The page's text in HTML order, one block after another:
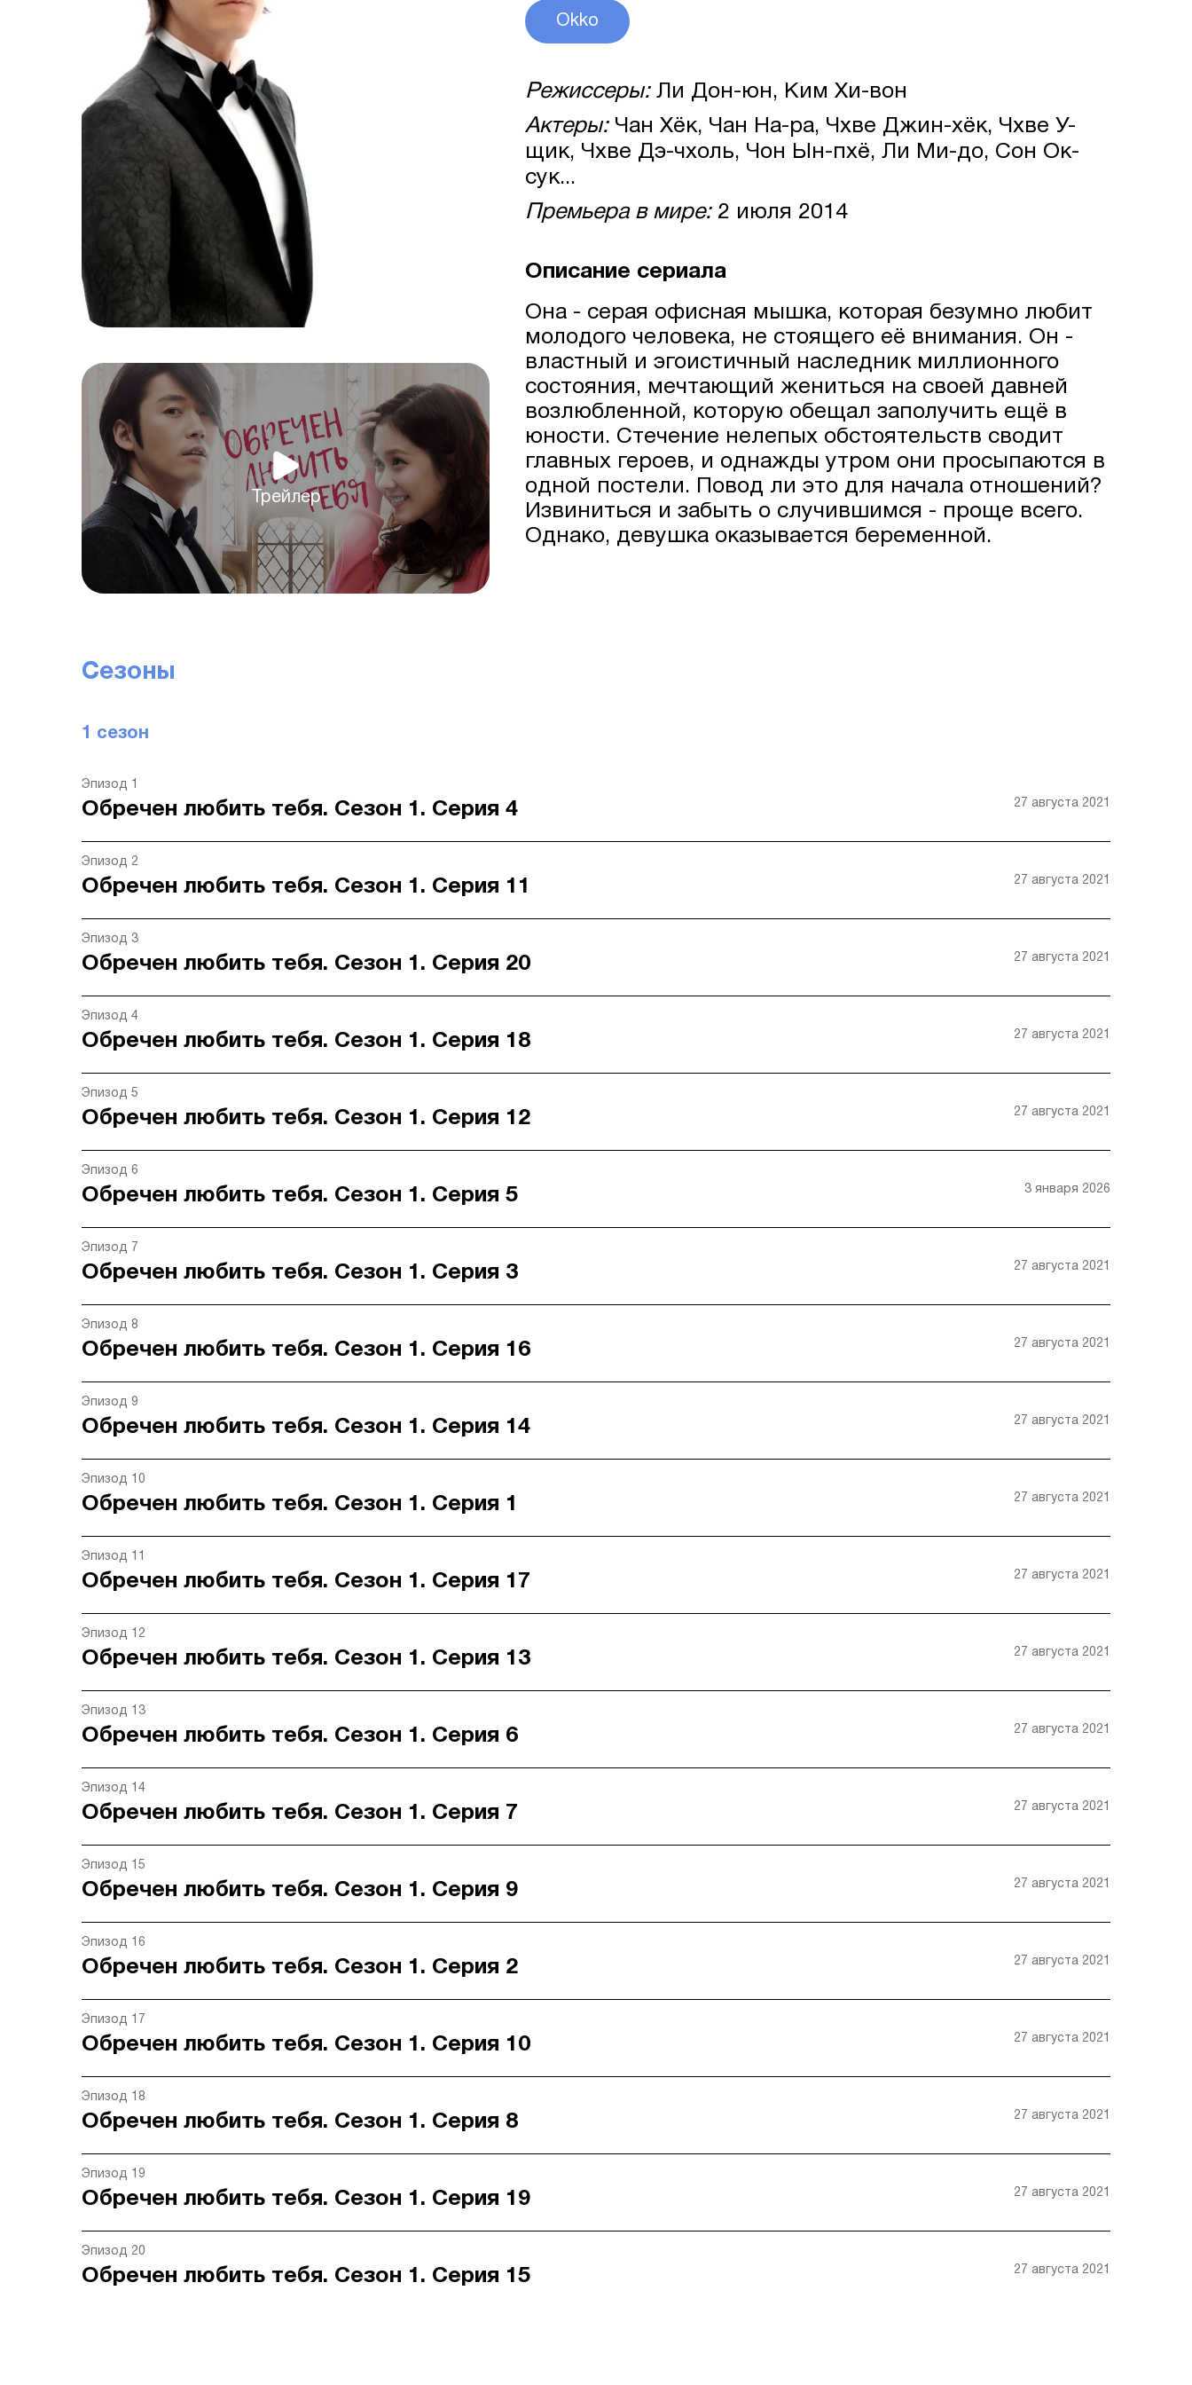
Трейлер
Okko
Режиссеры:Ли Дон-юн, Ким Хи-вон
Актеры:Чан Хёк, Чан На-ра, Чхве Джин-хёк, Чхве У-
щик, Чхве Дэ-чхоль, Чон Ын-пхё, Ли Ми-до, Сон Ок-
сук...
Премьера в мире:2 июля 2014
Описание сериала
Она - серая офисная мышка, которая безумно любит
молодого человека, не стоящего её внимания. Он -
властный и эгоистичный наследник миллионного
состояния, мечтающий жениться на своей давней
возлюбленной, которую обещал заполучить ещё в
юности. Стечение нелепых обстоятельств сводит
главных героев, и однажды утром они просыпаются в
одной постели. Повод ли это для начала отношений?
Извиниться и забыть о случившимся - проще всего.
Однако, девушка оказывается беременной.
Сезоны
1 сезон
Эпизод 1
Обречен любить тебя. Сезон 1. Серия 4 27 августа 2021
Эпизод 2
Обречен любить тебя. Сезон 1. Серия 11 27 августа 2021
Эпизод 3
Обречен любить тебя. Сезон 1. Серия 20 27 августа 2021
Эпизод 4
Обречен любить тебя. Сезон 1. Серия 18 27 августа 2021
Эпизод 5
Обречен любить тебя. Сезон 1. Серия 12 27 августа 2021
Эпизод 6
Обречен любить тебя. Сезон 1. Серия 5 3 января 2026
Эпизод 7
Обречен любить тебя. Сезон 1. Серия 3 27 августа 2021
Эпизод 8
Обречен любить тебя. Сезон 1. Серия 16 27 августа 2021
Эпизод 9
Обречен любить тебя. Сезон 1. Серия 14 27 августа 2021
Эпизод 10
Обречен любить тебя. Сезон 1. Серия 1 27 августа 2021
Эпизод 11
Обречен любить тебя. Сезон 1. Серия 17 27 августа 2021
Эпизод 12
Обречен любить тебя. Сезон 1. Серия 13 27 августа 2021
Эпизод 13
Обречен любить тебя. Сезон 1. Серия 6 27 августа 2021
Эпизод 14
Обречен любить тебя. Сезон 1. Серия 7 27 августа 2021
Эпизод 15
Обречен любить тебя. Сезон 1. Серия 9 27 августа 2021
Эпизод 16
Обречен любить тебя. Сезон 1. Серия 2 27 августа 2021
Эпизод 17
Обречен любить тебя. Сезон 1. Серия 10 27 августа 2021
Эпизод 18
Обречен любить тебя. Сезон 1. Серия 8 27 августа 2021
Эпизод 19
Обречен любить тебя. Сезон 1. Серия 19 27 августа 2021
Эпизод 20
Обречен любить тебя. Сезон 1. Серия 15 27 августа 2021